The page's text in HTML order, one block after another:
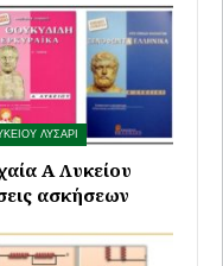
ΛΥΣΑΡΙ
Α Λυκείου
ασκήσεων